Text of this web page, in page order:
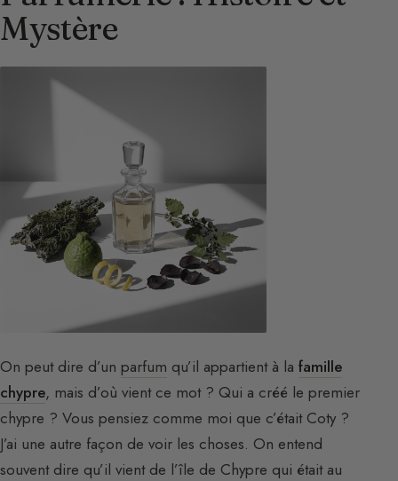
Mystère
On peut dire d’un parfum qu’il appartient à la famille
chypre, mais d’où vient ce mot ? Qui a créé le premier
chypre ? Vous pensiez comme moi que c’était Coty ?
J’ai une autre façon de voir les choses. On entend
souvent dire qu’il vient de l’île de Chypre qui était au